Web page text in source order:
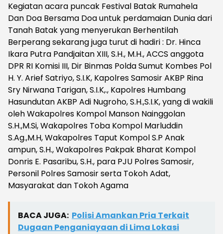
Kegiatan acara puncak Festival Batak Rumahela
Dan Doa Bersama Doa untuk perdamaian Dunia dari
Tanah Batak yang menyerukan Berhentilah
Berperang sekarang juga turut di hadiri : Dr. Hinca
Ikara Putra Pandjaitan XIII, S.H., M.H., ACCS anggota
DPR RI Komisi III, Dir Binmas Polda Sumut Kombes Pol
H. Y. Arief Satriyo, S.I.K, Kapolres Samosir AKBP Rina
Sry Nirwana Tarigan, S.I.K,., Kapolres Humbang
Hasundutan AKBP Adi Nugroho, S.H.,S.I.K, yang di wakili
oleh Wakapolres Kompol Manson Nainggolan
S.H.,M.Si, Wakapolres Toba Kompol Marluddin
S.Ag.,M.H, Wakapolres Taput Kompol S.P Anak
ampun, S.H., Wakapolres Pakpak Bharat Kompol
Donris E. Pasaribu, S.H., para PJU Polres Samosir,
Personil Polres Samosir serta Tokoh Adat,
Masyarakat dan Tokoh Agama
BACA JUGA: Polisi Amankan Pria Terkait
Dugaan Penganiayaan di Lima Lokasi